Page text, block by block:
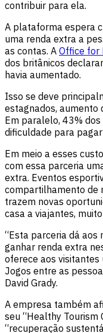
contribuir para ela.
A plataforma espera
uma renda extra a
as contas. A Office for
dos britânicos
havia aumentado.
Isso se deve
estagnados, aumento
Em paralelo, 43%
dificuldade para
Em meio a esses
com essa parceria
extra. Eventos
compartilhamento de
trazem novas
casa a viajantes,
“Esta parceria dá aos
ganhar renda extra
oferece aos visitantes
Jogos entre as
David Grady.
A empresa também
seu “Healthy Tourism
“recuperação